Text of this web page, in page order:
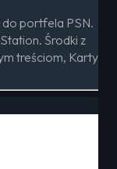
portfela PSN.
Środki z
treściom, Karty